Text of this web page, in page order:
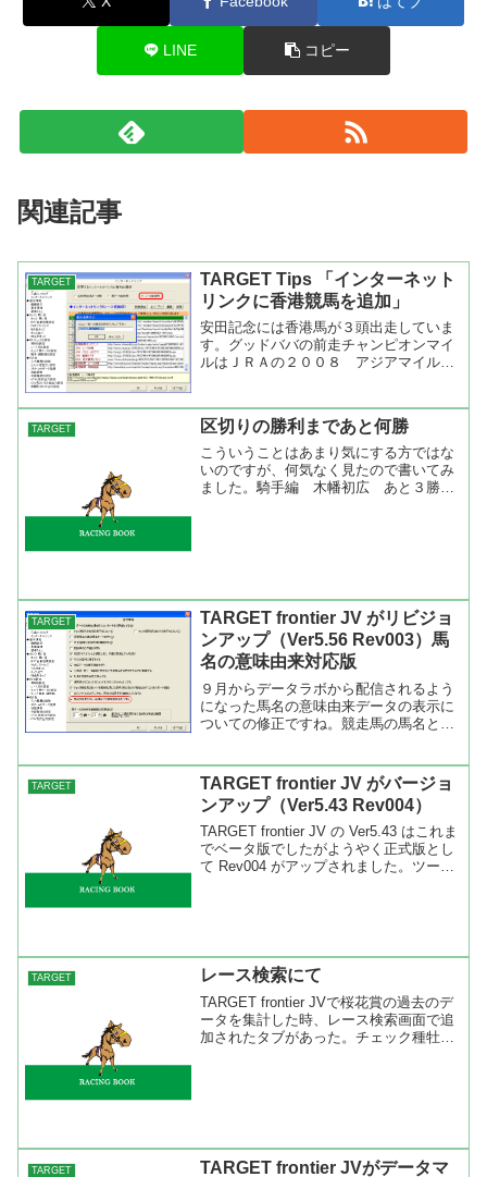
LINE コピー
関連記事
TARGET
TARGET Tips 「インターネット
リンクに香港競馬を追加」
安田記念には香港馬が３頭出走していま
す。グッドババの前走チャンピオンマイ
ルはＪＲＡの２００８ アジアマイルチ
から見られるのは知っているのです
が、...
TARGET 区切りの勝利まであと何勝
こういうことはあまり気にする方ではな
いのですが、何気なく見たので書いてみ
ました。騎手編 木幡初広 あと３勝で
TARGET
TARGET frontier JV がリビジョ
ンアップ（Ver5.56 Rev003）馬
名の意味由来対応版
９月からデータラボから配信されるよう
になった馬名の意味由来データの表示に
ついての修正ですね。競走馬の馬名と馬
の変更が合った場合、旧馬名の意味が表
示されてしまいました。Ｊ...
TARGET
TARGET frontier JV がバージョ
ンアップ（Ver5.43 Rev004）
TARGET frontier JV の Ver5.43 はこれま
でベータ版でしたがようやく正式版とし
て Rev004 がアップされました。ツール
TARGET レース検索にて
TARGET frontier JVで桜花賞の過去のデ
ータを集計した時、レース検索画面で追
加されたタブがあった。チェック種牡馬
TARGET TARGET frontier JVがデータマ